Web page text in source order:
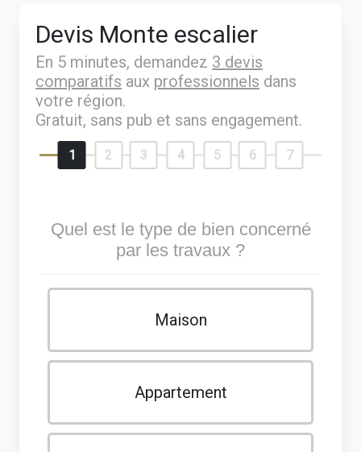
Devis Monte escalier
En 5 minutes, demandez 3 devis
comparatifs aux professionnels dans
votre région.
Gratuit, sans pub et sans engagement.
1 2 3 4 5 6 7
Quel est le type de bien concerné
par les travaux ?
Maison
Appartement